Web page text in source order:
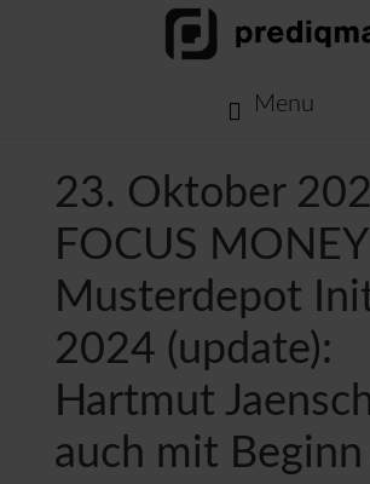
Menu
23. Oktober
FOCUS
Musterdepot
2024 (update):
Hartmut
auch mit